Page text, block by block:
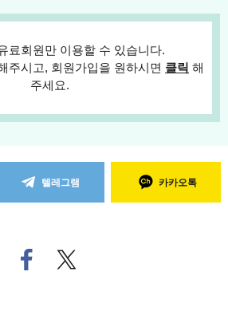
료회원만 이용할 수 있습니다.
주시고, 회원가입을 원하시면 클릭 해
주세요.
텔레그램 카카오톡
페
이
트위
터로